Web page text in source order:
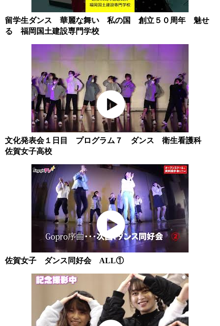
留学生ダンス 華麗な舞い 私の国 創立５０周年 魅せ
る 福岡国土建設専門学校
文化発表会１日目 プログラム７ ダンス 衛生看護科
佐賀女子高校
佐賀女子 ダンス同好会 ALL①